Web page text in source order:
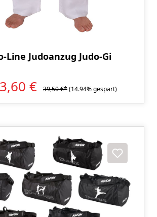
Line Judoanzug Judo-Gi
€ 39,50 €*(14.94% gespart)